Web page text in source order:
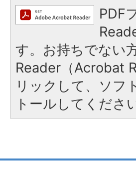
PDF
す。お持ちでない
Reader（Acrobat
リックして、ソフ
トールしてくださ